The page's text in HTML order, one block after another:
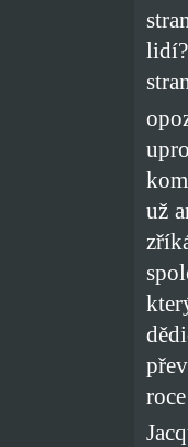
už